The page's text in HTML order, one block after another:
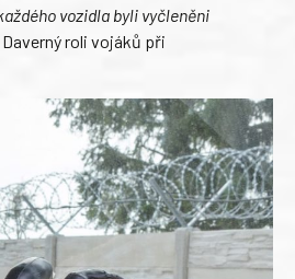
vozidla byli vyčleněni
roli vojáků při